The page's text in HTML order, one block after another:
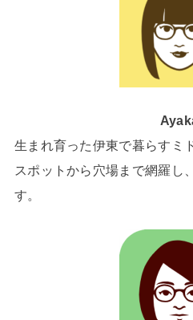
生まれ育った伊東で暮らすミ
スポットから穴場まで網羅し
す。